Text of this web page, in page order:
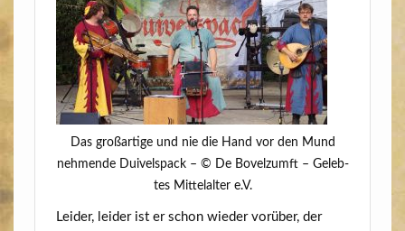
Das groß­ar­ti­ge und nie die Hand vor den Mund
neh­men­de Dui­vels­pack – © De Bovelzumft – Geleb­
tes Mit­tel­al­ter e.V.
Lei­der, lei­der ist er schon wie­der vor­über, der